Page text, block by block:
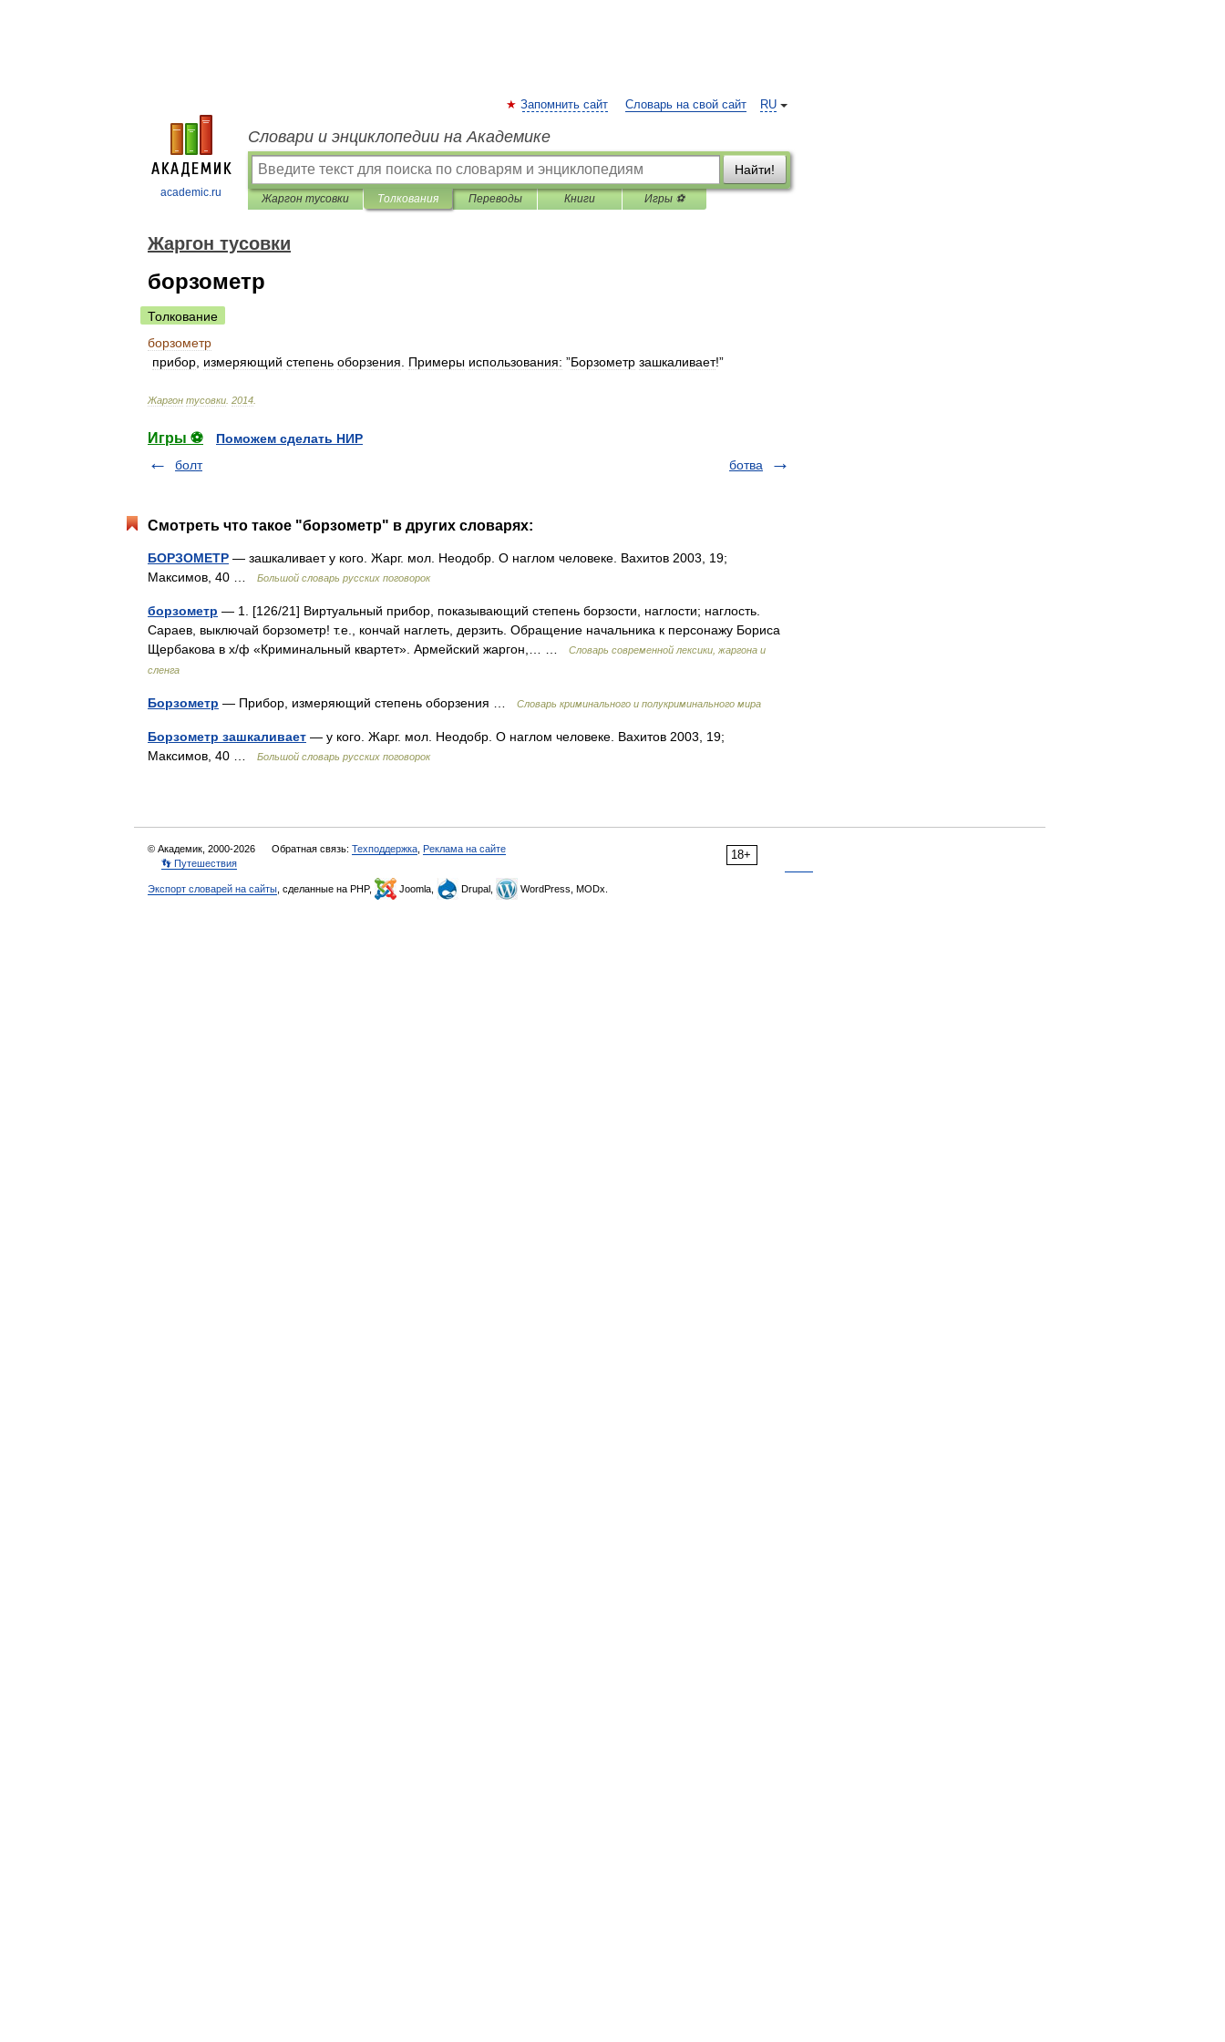
academic.ru
RU
Запомнить сайт Словарь на свой сайт
Словари и энциклопедии на Академике
Найти!
Жаргон тусовки Толкования Переводы Книги Игры ⚽
Жаргон тусовки
борзометр
Толкование
борзометр
прибор измеряющий степень оборзения Примеры использования: ”Борзометр зашкаливает!”
Жаргон тусовки 2014
Игры ⚽
Поможем сделать НИР
болт
ботва
Смотреть что такое "борзометр" в других словарях:
БОРЗОМЕТР — зашкаливает у кого. Жарг. мол. Неодобр. О наглом человеке. Вахитов 2003, 19;
Максимов, 40 …
Большой словарь русских поговорок
борзометр — 1. [126/21] Виртуальный прибор, показывающий степень борзости, наглости; наглость.
Сараев, выключай борзометр! т.е., кончай наглеть, дерзить. Обращение начальника к персонажу Бориса
Щербакова в х/ф «Криминальный квартет». Армейский жаргон,… …
Cловарь современной лексики, жаргона и
сленга
Борзометр — Прибор, измеряющий степень оборзения … Словарь криминального и полукриминального мира
Борзометр зашкаливает — у кого. Жарг. мол. Неодобр. О наглом человеке. Вахитов 2003, 19;
Максимов, 40 …
Большой словарь русских поговорок
18+
© Академик, 2000-2026 Обратная связь: Техподдержка Реклама на сайте
👣 Путешествия
Экспорт словарей на сайты , сделанные на PHP, Joomla, Drupal, WordPress, MODx.